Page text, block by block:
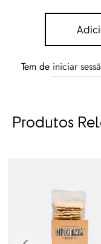
Tem de iniciar
Produtos